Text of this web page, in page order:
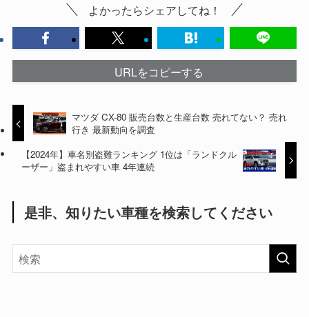
よかったらシェアしてね！
URLをコピーする
マツダ CX-80 販売台数と生産台数 売れてない？ 売れ
行き 最新動向を調査
【2024年】車名別盗難ランキング 1位は「ランドクル
ーザー」盗まれやすい車 4年連続
是非、知りたい車種を検索してください